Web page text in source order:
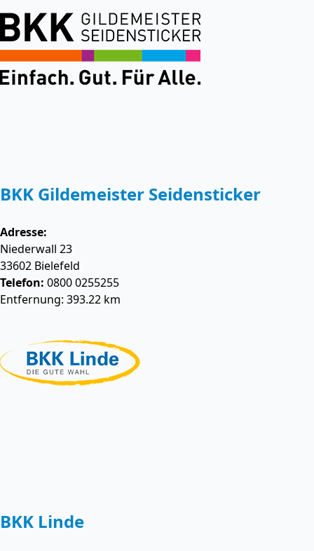
BKK Gildemeister Seidensticker
Adresse:
Niederwall 23
33602 Bielefeld
Telefon: 0800 0255255
Entfernung: 393.22 km
BKK Linde